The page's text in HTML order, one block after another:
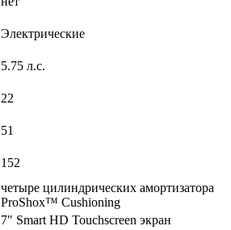
Электрические
5.75 л.с.
22
51
152
четыре цилиндрических амортизатора
ProShox™ Cushioning
7" Smart HD Touchscreen экран